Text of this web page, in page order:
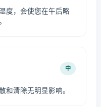
度，会使您在午后略
中
和清除无明显影响。